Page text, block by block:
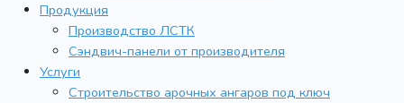
Продукция
Производство ЛСТК
Сэндвич-панели от производителя
Услуги
Строительство арочных ангаров под ключ